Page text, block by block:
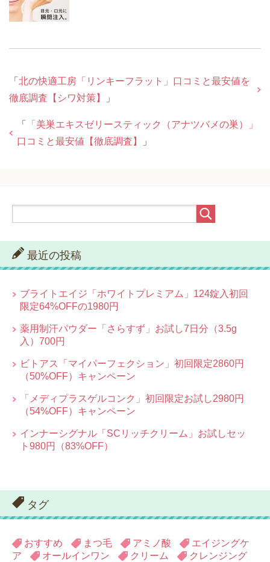
「 北の快適工房「リンキーフラット」口コミと最安値を
徹底調査【シワ対策】
」
「
「美巣エキスゼリースティック（アナツバメの巣）」
口コミと最安値【徹底調査】
」
最近の投稿
ブライトエイジ「ホワイトプレミアム」124錠入初回
限定64%OFFの1980円
薬用制汗パウダー「さらすず」お試し7日分（3.5g
入）700円
ビトアス「マイパーフェクション」初回限定2860円
（50%OFF）キャンペーン
「メディプラスゲルコンク」初回限定お試し2980円
（54%OFF）キャンペーン
インナーシグナル「SCリッチクリーム」お試しセッ
ト980円（83%OFF）
タグ
おすすめ まつ毛 アミノ酸
エイジングケ
ア
オールインワン クリーム
クレンジング